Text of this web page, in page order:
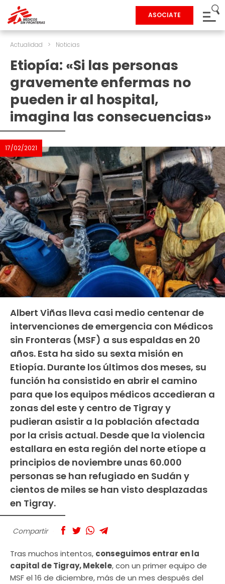
ASOCIATE
Actualidad > Noticias
Etiopía: «Si las personas
gravemente enfermas no
pueden ir al hospital,
imagina las consecuencias»
17/02/2021
Albert Viñas lleva casi medio centenar de
intervenciones de emergencia con Médicos
sin Fronteras (MSF) a sus espaldas en 20
años. Esta ha sido su sexta misión en
Etiopía. Durante los últimos dos meses, su
función ha consistido en abrir el camino
para que los equipos médicos accedieran a
zonas del este y centro de Tigray y
pudieran asistir a la población afectada
por la crisis actual. Desde que la violencia
estallara en esta región del norte etíope a
principios de noviembre unas 60.000
personas se han refugiado en Sudán y
cientos de miles se han visto desplazadas
en Tigray.
Compartir
Tras muchos intentos, conseguimos entrar en la
capital de Tigray, Mekele, con un primer equipo de
MSF el 16 de diciembre, más de un mes después del